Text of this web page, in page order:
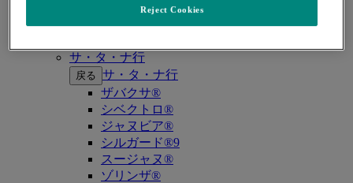
キイトルーダ®（TMB-High固形癌）
キャップバックス®
サ・タ・ナ行
戻る サ・タ・ナ行
ザバクサ®
シベクトロ®
ジャヌビア®
シルガード®9
スージャヌ®
ゾリンザ®
Reject Cookies